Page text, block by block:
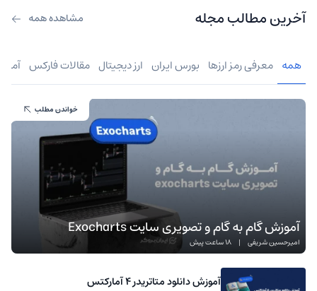
آخرین مطالب مجله مشاهده همه
همه معرفی رمز ارزها بورس ایران ارز دیجیتال مقالات فارکس
آموزش گام به گام و تصویری سایت Exocharts
امیرحسین شریفی | 18 ساعت پیش
خواندن مطلب
آموزش دانلود متاتریدر 4 آمارکتس